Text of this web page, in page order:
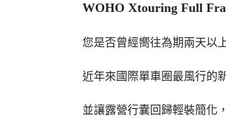
WOHO Xtouring Full
您是否曾經嚮往為期兩天以
近年來國際單車圈最風行的
並讓露營行囊回歸輕裝簡化